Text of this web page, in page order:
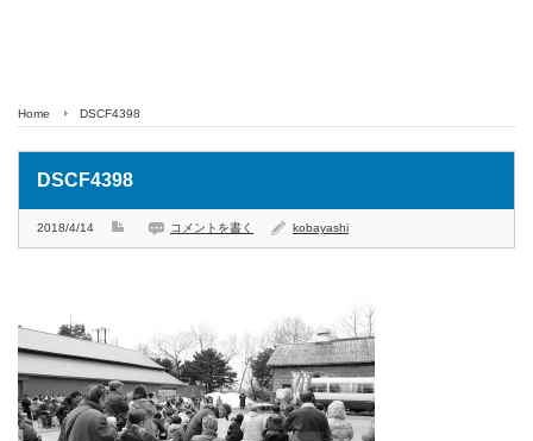
Home DSCF4398
DSCF4398
2018/4/14 コメントを書く kobayashi